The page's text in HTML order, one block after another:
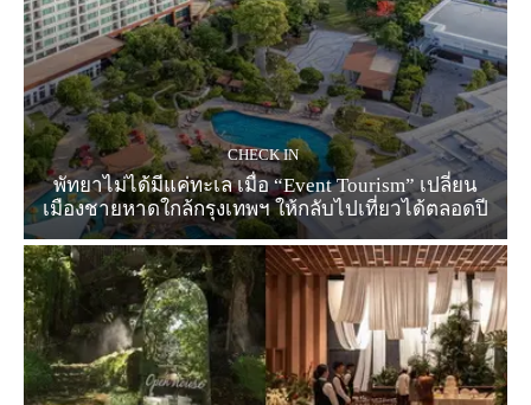
CHECK IN
พัทยาไม่ได้มีแค่ทะเล เมื่อ “Event Tourism” เปลี่ยน
เมืองชายหาดใกล้กรุงเทพฯ ให้กลับไปเที่ยวได้ตลอดปี